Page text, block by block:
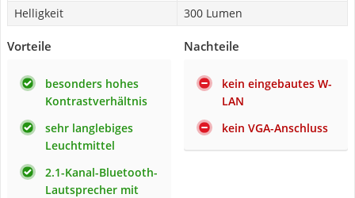
Helligkeit
300 Lumen
Vorteile
besonders hohes
Kontrastverhältnis
sehr langlebiges
Leuchtmittel
2.1-Kanal-Bluetooth-
Lautsprecher mit
Nachteile
kein eingebautes W-
LAN
kein VGA-Anschluss